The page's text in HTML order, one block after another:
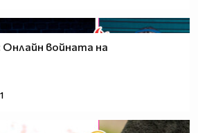
Онлайн войната на